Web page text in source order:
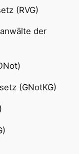
(RVG)
der
(GNotKG)